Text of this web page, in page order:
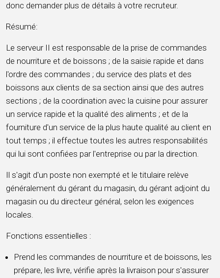
donc demander plus de détails à votre recruteur.
Résumé:
Le serveur II est responsable de la prise de commandes
de nourriture et de boissons ; de la saisie rapide et dans
l'ordre des commandes ; du service des plats et des
boissons aux clients de sa section ainsi que des autres
sections ; de la coordination avec la cuisine pour assurer
un service rapide et la qualité des aliments ; et de la
fourniture d'un service de la plus haute qualité au client en
tout temps ; il effectue toutes les autres responsabilités
qui lui sont confiées par l'entreprise ou par la direction.
Il s'agit d'un poste non exempté et le titulaire relève
généralement du gérant du magasin, du gérant adjoint du
magasin ou du directeur général, selon les exigences
locales.
Fonctions essentielles :
Prend les commandes de nourriture et de boissons, les
prépare, les livre, vérifie après la livraison pour s'assurer